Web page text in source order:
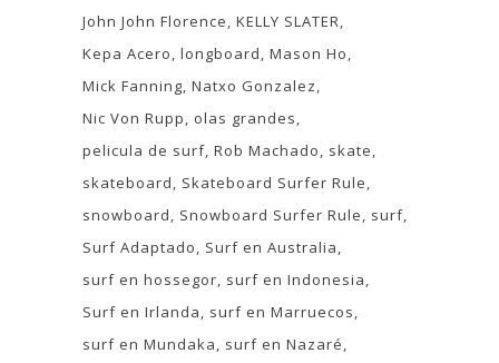
John John Florence KELLY SLATER
Kepa Acero longboard Mason Ho
Mick Fanning Natxo Gonzalez
Nic Von Rupp
olas grandes
pelicula de surf Rob Machado
skate
skateboard
Skateboard Surfer Rule
snowboard
Snowboard Surfer Rule
surf
Surf Adaptado
Surf en Australia
surf en hossegor surf en Indonesia
Surf en Irlanda
surf en Marruecos
surf en Mundaka
surf en Nazaré